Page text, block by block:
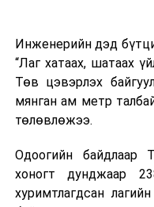
Инженерийн дэд
“Лаг хатаах, шатаах
Төв цэвэрлэх
мянган ам метр
төлөвлөжээ.
Одоогийн байдлаар
хоногт дунджаар
хуримтлагдсан